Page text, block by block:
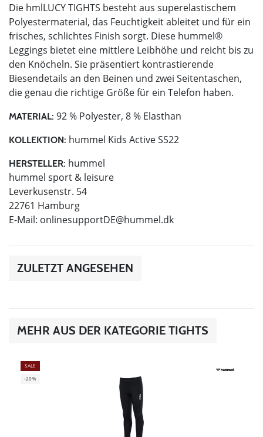
Die hmlLUCY TIGHTS besteht aus superelastischem
Polyestermaterial, das Feuchtigkeit ableitet und für ein
frisches, schlichtes Finish sorgt. Diese hummel®
Leggings bietet eine mittlere Leibhöhe und reicht bis zu
den Knöcheln. Sie präsentiert kontrastierende
Biesendetails an den Beinen und zwei Seitentaschen,
die genau die richtige Größe für ein Telefon haben.
MATERIAL: 92 % Polyester, 8 % Elasthan
KOLLEKTION: hummel Kids Active SS22
HERSTELLER: hummel
hummel sport & leisure
Leverkusenstr. 54
22761 Hamburg
E-Mail: onlinesupportDE@hummel.dk
ZULETZT ANGESEHEN
MEHR AUS DER KATEGORIE TIGHTS
SALE
-20%